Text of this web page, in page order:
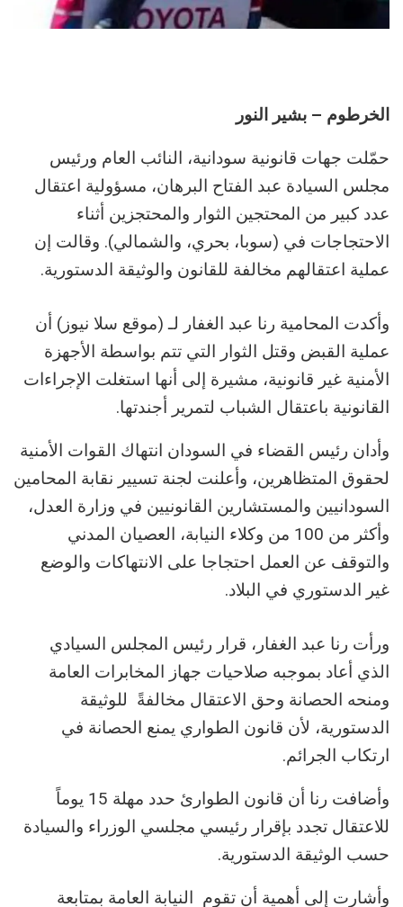
الخرطوم – بشير النور
حمّلت جهات قانونية سودانية، النائب العام ورئيس
مجلس السيادة عبد الفتاح البرهان، مسؤولية اعتقال
عدد كبير من المحتجين الثوار والمحتجزين أثناء
الاحتجاجات في (سوبا، بحري، والشمالي). وقالت إن
عملية اعتقالهم مخالفة للقانون والوثيقة الدستورية.
وأكدت المحامية رنا عبد الغفار لـ (موقع سلا نيوز) أن
عملية القبض وقتل الثوار التي تتم بواسطة الأجهزة
الأمنية غير قانونية، مشيرة إلى أنها استغلت الإجراءات
القانونية باعتقال الشباب لتمرير أجندتها.
وأدان رئيس القضاء في السودان انتهاك القوات الأمنية
لحقوق المتظاهرين، وأعلنت لجنة تسيير نقابة المحامين
السودانيين والمستشارين القانونيين في وزارة العدل،
وأكثر من 100 من وكلاء النيابة، العصيان المدني
والتوقف عن العمل احتجاجا على الانتهاكات والوضع
غير الدستوري في البلاد.
ورأت رنا عبد الغفار، قرار رئيس المجلس السيادي
الذي أعاد بموجبه صلاحيات جهاز المخابرات العامة
ومنحه الحصانة وحق الاعتقال مخالفةً للوثيقة
الدستورية، لأن قانون الطواري يمنع الحصانة في
ارتكاب الجرائم.
وأضافت رنا أن قانون الطوارئ حدد مهلة 15 يوماً
للاعتقال تجدد بإقرار رئيسي مجلسي الوزراء والسيادة
حسب الوثيقة الدستورية.
وأشارت إلى أهمية أن تقوم النيابة العامة بمتابعة